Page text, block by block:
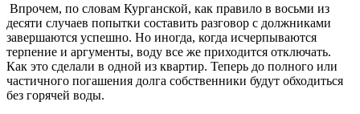
Впрочем, по словам Курганской, как правило в восьми из
десяти случаев попытки составить разговор с должниками
завершаются успешно. Но иногда, когда исчерпываются
терпение и аргументы, воду все же приходится отключать.
Как это сделали в одной из квартир. Теперь до полного или
частичного погашения долга собственники будут обходиться
без горячей воды.